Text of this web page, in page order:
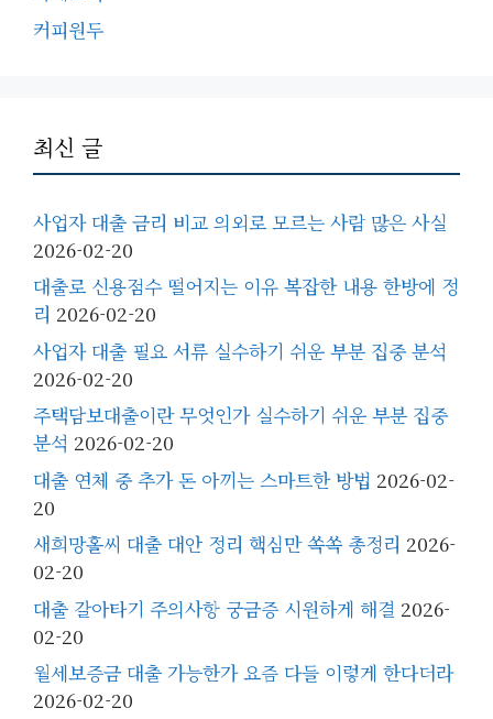
커피원두
최신 글
사업자 대출 금리 비교 의외로 모르는 사람 많은 사실
2026-02-20
대출로 신용점수 떨어지는 이유 복잡한 내용 한방에 정
리 2026-02-20
사업자 대출 필요 서류 실수하기 쉬운 부분 집중 분석
2026-02-20
주택담보대출이란 무엇인가 실수하기 쉬운 부분 집중
분석 2026-02-20
대출 연체 중 추가 돈 아끼는 스마트한 방법 2026-02-
20
새희망홀씨 대출 대안 정리 핵심만 쏙쏙 총정리 2026-
02-20
대출 갈아타기 주의사항 궁금증 시원하게 해결 2026-
02-20
월세보증금 대출 가능한가 요즘 다들 이렇게 한다더라
2026-02-20